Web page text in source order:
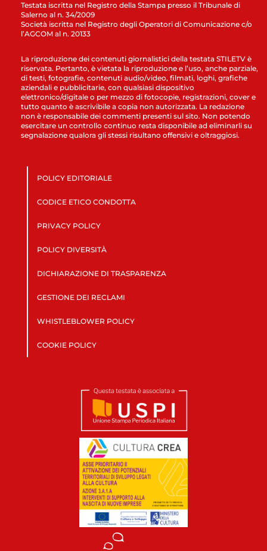
Testata iscritta nel Registro della Stampa presso il Tribunale di
Salerno al n. 34/2009
Società iscritta nel Registro degli Operatori di Comunicazione c/o
l’AGCOM al n. 20133
La riproduzione dei contenuti giornalistici della testata STILETV è
riservata. Pertanto, è vietata la riproduzione e l’uso, anche parziale,
di testi, fotografie, contenuti audio/video, filmati, loghi, grafiche
aziendali e pubblicitarie, con qualsiasi dispositivo
elettronico/digitale o per mezzo di fotocopie, registrazioni, cover e
tutto quanto è ascrivibile a copia non autorizzata. La redazione
non è responsabile dei commenti presenti sul sito. Non potendo
esercitare un controllo continuo resta disponibile ad eliminarli su
segnalazione qualora gli stessi risultano offensivi e oltraggiosi.
POLICY EDITORIALE
CODICE ETICO CONDOTTA
PRIVACY POLICY
POLICY DIVERSITÀ
DICHIARAZIONE DI TRASPARENZA
GESTIONE DEI RECLAMI
WHISTLEBLOWER POLICY
COOKIE POLICY